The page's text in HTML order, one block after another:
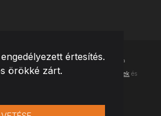
értesítés.
örökké zárt.
Extension Hungary- Minden jog fenntartva
használatával elfogadja Használati feltételek és